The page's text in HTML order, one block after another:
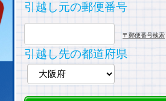
引越し元の郵便番号
〒郵便番号検索
引越し先の都道府県